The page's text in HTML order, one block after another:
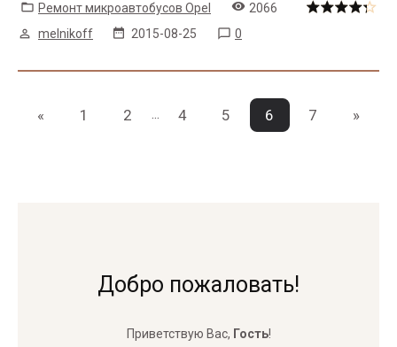
Ремонт микроавтобусов Opel
2066
melnikoff
2015-08-25 0
« 1 2 ... 4 5 6 7 »
Добро пожаловать!
Приветствую Вас, Гость!